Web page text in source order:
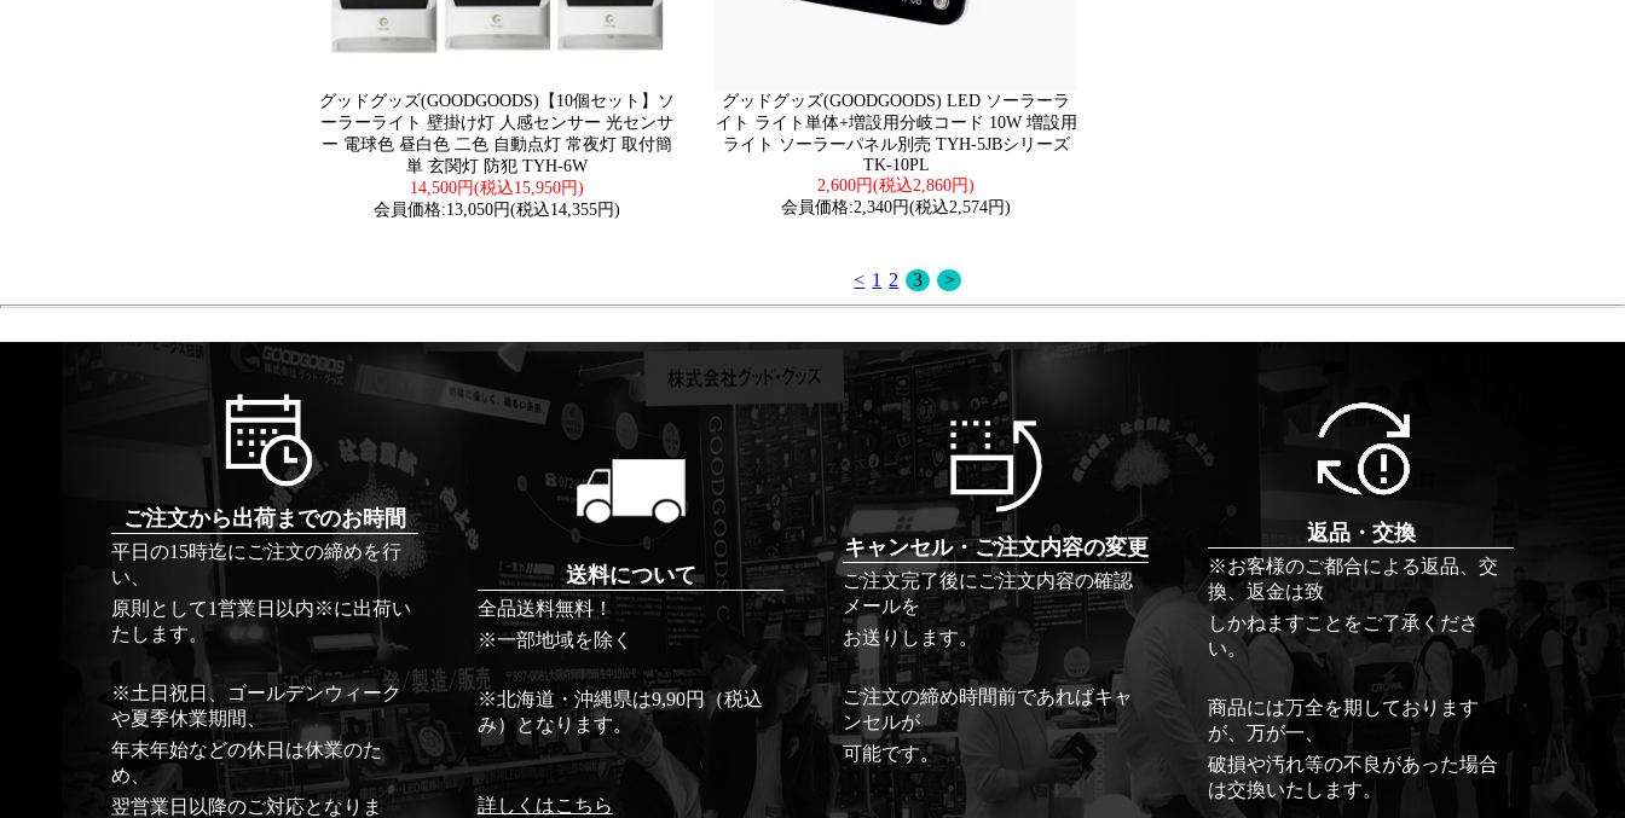
グッドグッズ(GOODGOODS)【10個セット】ソ
ーラーライト 壁掛け灯 人感センサー 光センサ
ー 電球色 昼白色 二色 自動点灯 常夜灯 取付簡
単 玄関灯 防犯 TYH-6W
14,500円(税込15,950円)
会員価格:13,050円(税込14,355円)
グッドグッズ(GOODGOODS) LED ソーラーラ
イト ライト単体+増設用分岐コード 10W 増設用
ライト ソーラーパネル別売 TYH-5JBシリーズ
TK-10PL
2,600円(税込2,860円)
会員価格:2,340円(税込2,574円)
< 1 2 3 >
ご注文から出荷までのお時間
平日の15時迄にご注文の締めを行
い、
原則として1営業日以内※に出荷い
たします。
※土日祝日、ゴールデンウィーク
や夏季休業期間、
年末年始などの休日は休業のた
め、
翌営業日以降のご対応となりま
送料について
全品送料無料！
※一部地域を除く
※北海道・沖縄県は9,90円（税込
み）となります。
詳しくはこちら
キャンセル・ご注文内容の変更
ご注文完了後にご注文内容の確認
メールを
お送りします。
ご注文の締め時間前であればキャ
ンセルが
可能です。
返品・交換
※お客様のご都合による返品、交
換、返金は致
しかねますことをご了承くださ
い。
商品には万全を期しております
が、万が一、
破損や汚れ等の不良があった場合
は交換いたします。